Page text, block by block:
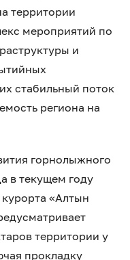
территории
мероприятий по
и
стабильный поток
региона на
горнолыжного
в текущем году
курорта «Алтын
территории у
прокладку